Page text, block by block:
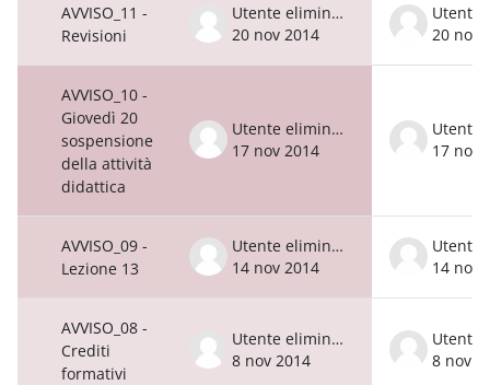
AVVISO_11 -
Revisioni
Utente eliminato
20 nov 2014
20 nov
AVVISO_10 -
Giovedì 20
sospensione
della attività
didattica
Utente eliminato
17 nov 2014
17 nov
AVVISO_09 -
Lezione 13
Utente eliminato
14 nov 2014
14 nov
AVVISO_08 -
Crediti
formativi
Utente eliminato
8 nov 2014
8 nov